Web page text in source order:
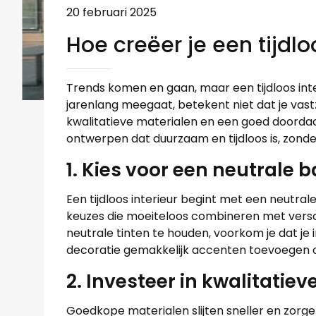
20 februari 2025
Hoe creëer je een
Trends komen en gaan, maar een tijdloos
jarenlang meegaat, betekent niet dat je
kwalitatieve materialen en een goed
ontwerpen dat duurzaam en tijdloos is,
1. Kies voor een neutrale
Een tijdloos interieur begint met een
keuzes die moeiteloos combineren met
neutrale tinten te houden, voorkom je dat je
decoratie gemakkelijk accenten toevoegen
2. Investeer in
Goedkope materialen slijten sneller en